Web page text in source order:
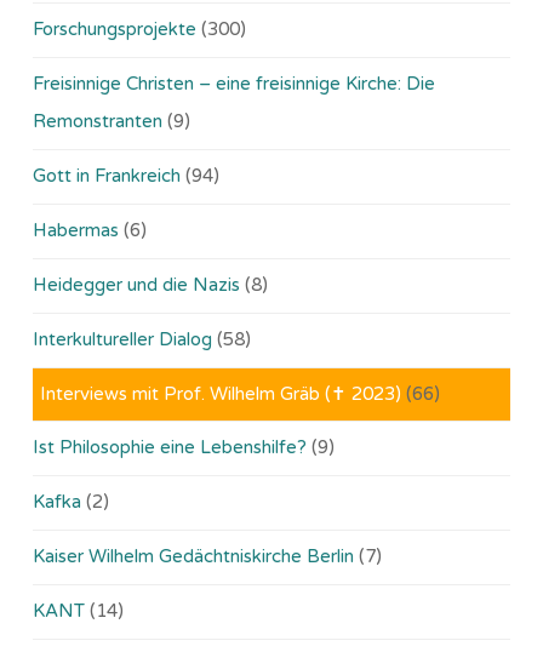
Forschungsprojekte (300)
Freisinnige Christen – eine freisinnige Kirche: Die
Remonstranten (9)
Gott in Frankreich (94)
Habermas (6)
Heidegger und die Nazis (8)
Interkultureller Dialog (58)
Interviews mit Prof. Wilhelm Gräb (✝ 2023) (66)
Ist Philosophie eine Lebenshilfe? (9)
Kafka (2)
Kaiser Wilhelm Gedächtniskirche Berlin (7)
KANT (14)